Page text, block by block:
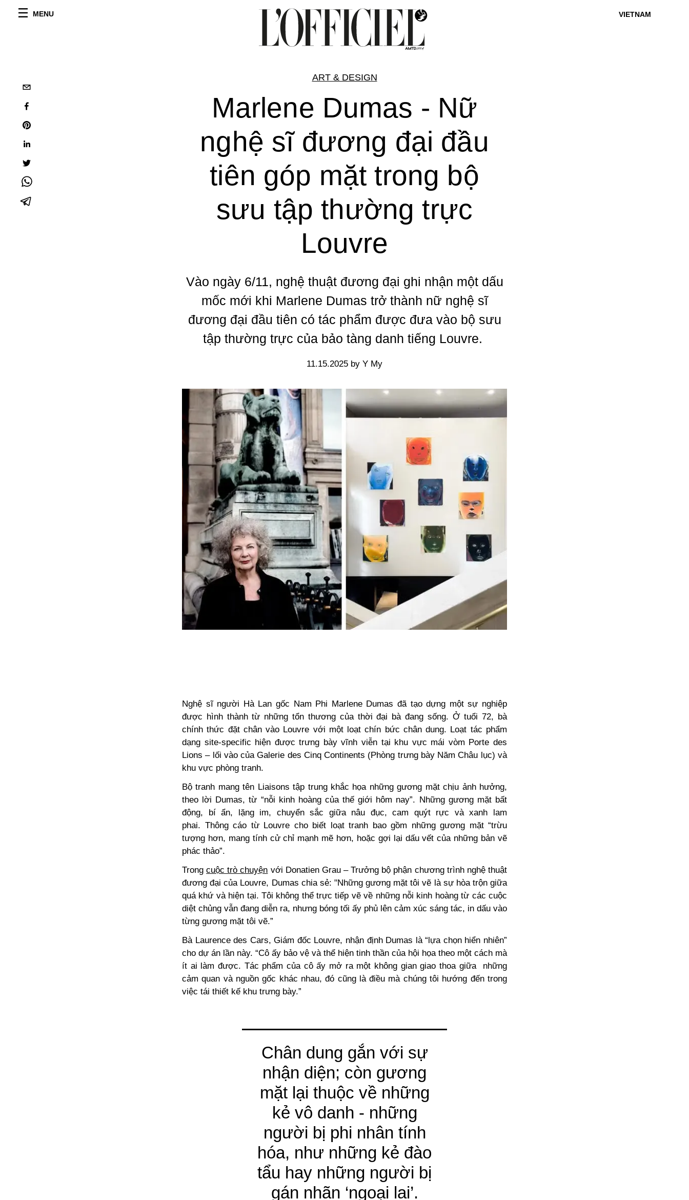
MENU VIETNAM
ART & DESIGN
Marlene Dumas - Nữ
nghệ sĩ đương đại đầu
tiên góp mặt trong bộ
sưu tập thường trực
Louvre
Vào ngày 6/11, nghệ thuật đương đại ghi nhận một dấu
mốc mới khi Marlene Dumas trở thành nữ nghệ sĩ
đương đại đầu tiên có tác phẩm được đưa vào bộ sưu
tập thường trực của bảo tàng danh tiếng Louvre.
11.15.2025 by Y My
Nghệ sĩ người Hà Lan gốc Nam Phi Marlene Dumas đã tạo dựng một sự nghiệp
được hình thành từ những tổn thương của thời đại bà đang sống. Ở tuổi 72, bà
chính thức đặt chân vào Louvre với một loạt chín bức chân dung. Loạt tác phẩm
dạng site-specific hiện được trưng bày vĩnh viễn tại khu vực mái vòm Porte des
Lions – lối vào của Galerie des Cinq Continents (Phòng trưng bày Năm Châu lục) và
khu vực phòng tranh.
Bộ tranh mang tên Liaisons tập trung khắc họa những gương mặt chịu ảnh hưởng,
theo lời Dumas, từ “nỗi kinh hoàng của thế giới hôm nay”. Những gương mặt bất
động, bí ẩn, lặng im, chuyển sắc giữanâu đục, cam quýt rực và xanh lam
phai. Thông cáo từ Louvre cho biết loạt tranh bao gồm những gương mặt “trừu
tượng hơn, mang tính cử chỉ mạnh mẽ hơn, hoặc gợi lại dấu vết của những bản vẽ
phác thảo”.
Trongcuộc trò chuyện với Donatien Grau – Trưởng bộ phận chương trình nghệ thuật
đương đại của Louvre, Dumas chia sẻ: "Những gương mặt tôi vẽ là sự hòa trộn giữa
quá khứ và hiện tại. Tôi không thể trực tiếp vẽ về những nỗi kinh hoàng từ các cuộc
diệt chủng vẫn đang diễn ra, nhưng bóng tối ấy phủ lên cảm xúc sáng tác, in dấu vào
từng gương mặt tôi vẽ.”
Bà Laurence des Cars, Giám đốc Louvre, nhận định Dumas là “lựa chọn hiển nhiên”
cho dự án lần này. “Cô ấy bảo vệ và thể hiện tinh thần của hội họa theo một cách mà
ít ai làm được. Tác phẩm của cô ấy mở ra một không gian giao thoa giữa những
cảm quan và nguồn gốc khác nhau, đó cũng là điều mà chúng tôi hướng đến trong
việc tái thiết kế khu trưng bày.”
Chân dung gắn với sự
nhận diện; còn gương
mặt lại thuộc về những
kẻ vô danh - những
người bị phi nhân tính
hóa, như những kẻ đào
tẩu hay những người bị
gán nhãn ‘ngoại lai’.